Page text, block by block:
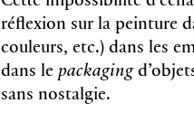
réflexion sur la peinture
couleurs, etc.) dans les
dans lepackaging
sans nostalgie.